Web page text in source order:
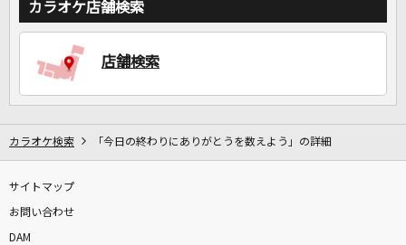
カラオケ店舗検索
店舗検索
カラオケ検索 「今日の終わりにありがとうを数えよう」の詳細
サイトマップ
お問い合わせ
DAM